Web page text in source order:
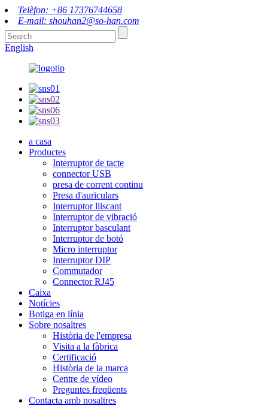
Telèfon: +86 17376744658
E-mail: shouhan2@so-han.com
English
a casa
Productes
Interruptor de tacte
connector USB
presa de corrent continu
Presa d'auriculars
Interruptor lliscant
Interruptor de vibració
Interruptor basculant
Interruptor de botó
Micro interruptor
Interruptor DIP
Commutador
Connector RJ45
Caixa
Notícies
Botiga en línia
Sobre nosaltres
Història de l'empresa
Visita a la fàbrica
Certificació
Història de la marca
Centre de vídeo
Preguntes freqüents
Contacta amb nosaltres